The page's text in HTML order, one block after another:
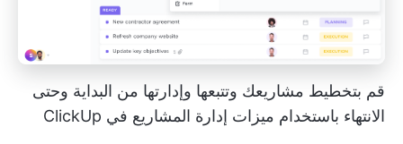
قم بتخطيط مشاريعك وتتبعها وإدارتها من البداية وحتى
الانتهاء باستخدام ميزات إدارة المشاريع في ClickUp